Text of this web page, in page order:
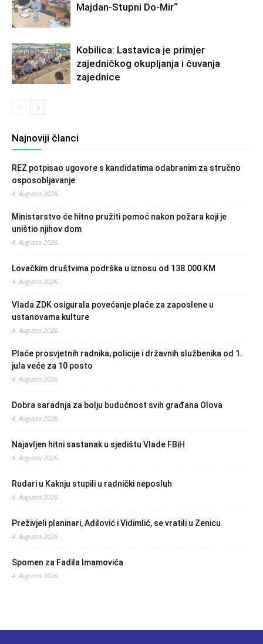
Majdan-Stupni Do-Mir“
Kobilica: Lastavica je primjer
zajedničkog okupljanja i čuvanja
zajednice
Najnoviji članci
REZ potpisao ugovore s kandidatima odabranim za stručno
osposobljavanje
4. Augusta 2026.
Ministarstvo će hitno pružiti pomoć nakon požara koji je
uništio njihov dom
4. Augusta 2026.
Lovačkim društvima podrška u iznosu od 138.000 KM
4. Augusta 2026.
Vlada ZDK osigurala povećanje plaće za zaposlene u
ustanovama kulture
4. Augusta 2026.
Plaće prosvjetnih radnika, policije i državnih službenika od 1.
jula veće za 10 posto
4. Augusta 2026.
Dobra saradnja za bolju budućnost svih građana Olova
4. Augusta 2026.
Najavljen hitni sastanak u sjedištu Vlade FBiH
4. Augusta 2026.
Rudari u Kaknju stupili u radnički neposluh
4. Augusta 2026.
Preživjeli planinari, Adilović i Vidimlić, se vratili u Zenicu
4. Augusta 2026.
Spomen za Fadila Imamovića
4. Augusta 2026.